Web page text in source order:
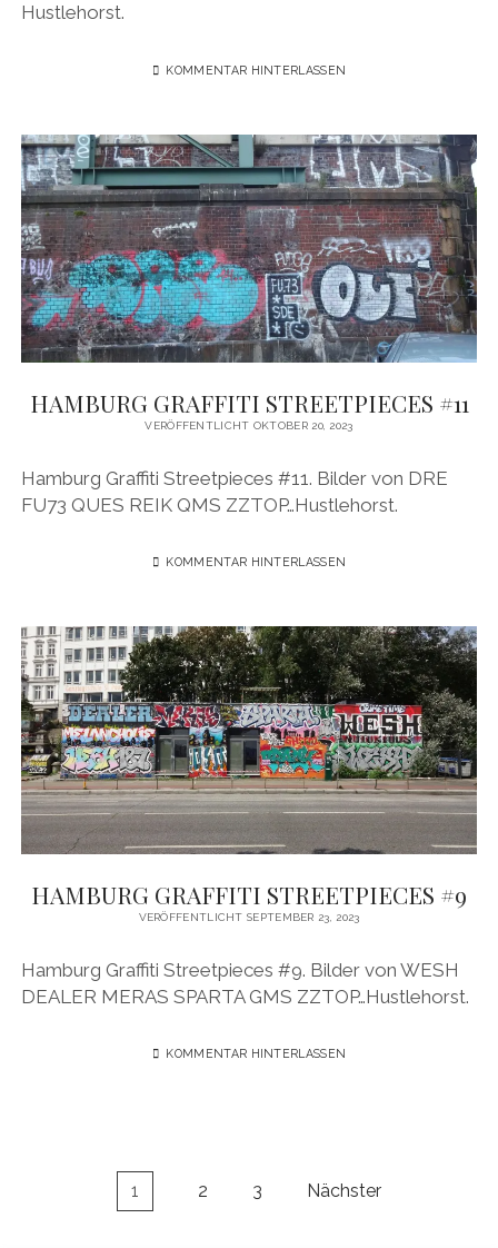
Hustlehorst.
KOMMENTAR HINTERLASSEN
HAMBURG GRAFFITI STREETPIECES #11
VERÖFFENTLICHT OKTOBER 20, 2023
Hamburg Graffiti Streetpieces #11. Bilder von DRE
FU73 QUES REIK QMS ZZTOP…Hustlehorst.
KOMMENTAR HINTERLASSEN
HAMBURG GRAFFITI STREETPIECES #9
VERÖFFENTLICHT SEPTEMBER 23, 2023
Hamburg Graffiti Streetpieces #9. Bilder von WESH
DEALER MERAS SPARTA GMS ZZTOP…Hustlehorst.
KOMMENTAR HINTERLASSEN
Seitennummerierung
1 2 3 Nächster